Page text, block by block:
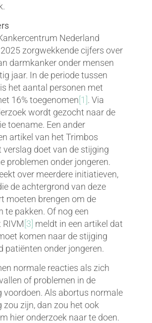
Nederland
zorgwekkende cijfers over
darmkanker onder mensen
jaar. In de periode tussen
het aantal personen met
16% toegenomen [1] . Via
wordt gezocht naar de
toename. Een ander
artikel van het Trimbos
verslag doet van de stijging
problemen onder jongeren.
over meerdere initiatieven,
de achtergrond van deze
moeten brengen om de
te pakken. Of nog een
RIVM [3] meldt in een artikel dat
komen naar de stijging
patiënten onder jongeren.
normale reacties als zich
of problemen in de
voordoen. Als abortus normale
zou zijn, dan zou het ook
hier onderzoek naar te doen.